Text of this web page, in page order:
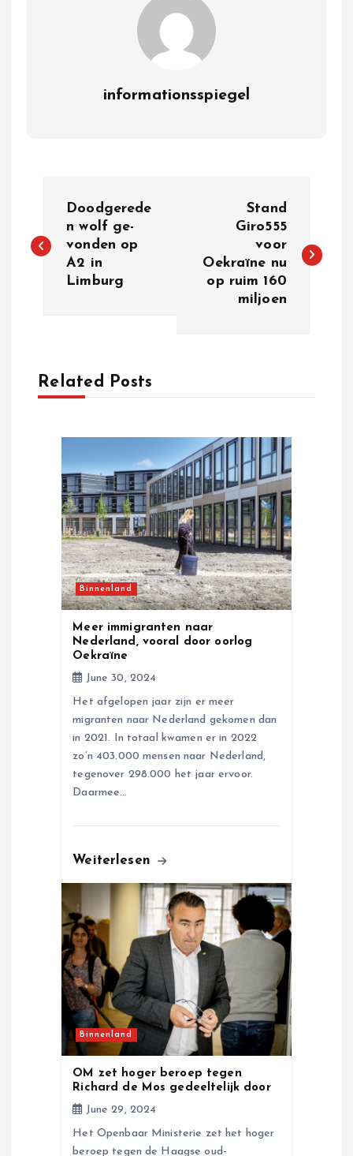
informationsspiegel
o
a
Doodgerede
n wolf ge­
von­den op
A2 in
Limburg
Stand
Giro555
voor
Oekraïne nu
op ruim 160
miljoen
Related Posts
Binnenland
Meer immigranten naar
Nederland, vooral door oorlog
Oekraïne
June 30, 2024
Het afgelopen jaar zijn er meer
migranten naar Nederland gekomen dan
in 2021. In totaal kwamen er in 2022
zo’n 403.000 mensen naar Nederland,
tegenover 298.000 het jaar ervoor.
Daarmee…
Weiterlesen
Binnenland
OM zet hoger beroep tegen
Richard de Mos gedeeltelijk door
June 29, 2024
Het Openbaar Ministerie zet het hoger
beroep tegen de Haagse oud-